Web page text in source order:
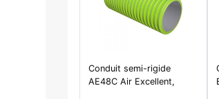
Conduit semi-rigide
AE48C Air Excellent,